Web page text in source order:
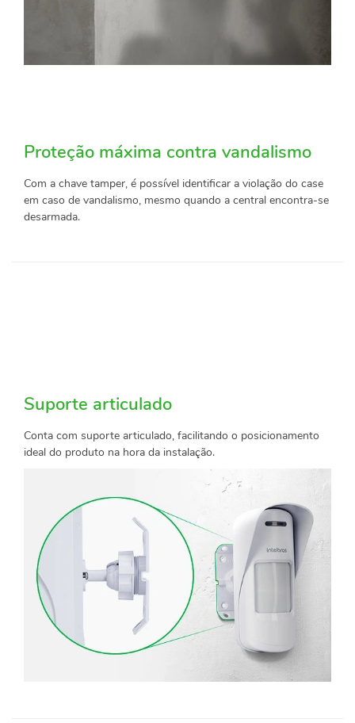
Proteção máxima contra vandalismo
Com a chave tamper, é possível identificar a violação do case
em caso de vandalismo, mesmo quando a central encontra-se
desarmada.
Suporte articulado
Conta com suporte articulado, facilitando o posicionamento
ideal do produto na hora da instalação.